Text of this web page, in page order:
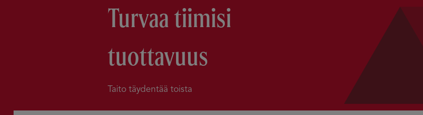
Turvaa tiimisi
tuottavuus
Taito täydentää toista